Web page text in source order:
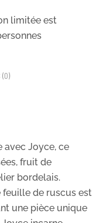
limitée est
(0)
avec Joyce, ce
fruit de
bordelais.
feuille de ruscus est
une pièce unique